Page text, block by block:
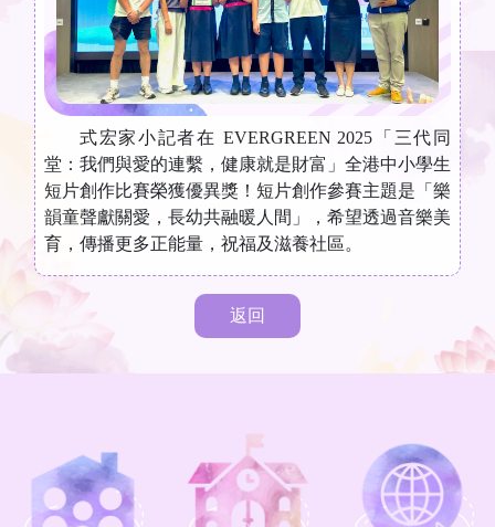
式宏家小記者在 EVERGREEN 2025「三代同
堂：我們與愛的連繫，健康就是財富」全港中小學生
短片創作比賽榮獲優異獎！短片創作參賽主題是「樂
韻童聲獻關愛，長幼共融暖人間」，希望透過音樂美
育，傳播更多正能量，祝福及滋養社區。
返回